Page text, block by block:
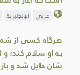
عربي الإنجليزية
هرگاه کسی از شما
به او سلام کند؛
شان حايل شد و باز